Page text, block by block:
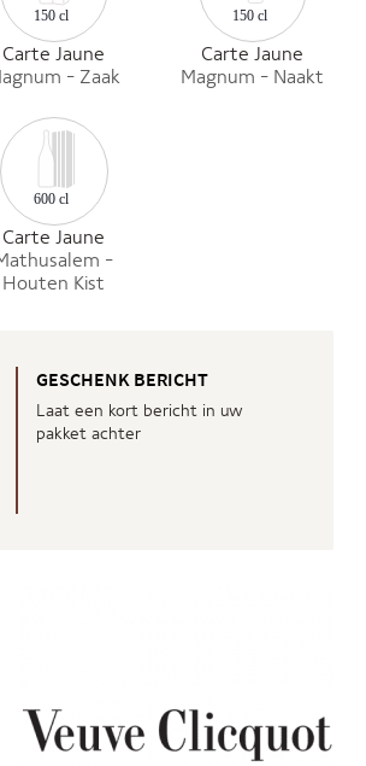
150 cl
Carte Jaune
- Zaak
150 cl
Carte Jaune
Magnum - Naakt
600 cl
Carte Jaune
-
Houten Kist
GESCHENK BERICHT
Laat een kort bericht in uw
pakket achter